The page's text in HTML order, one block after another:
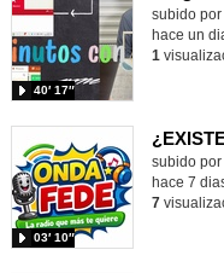
Contenido
subido por
40′ 17″
hace un
1
Contenido
subido por
03′ 10″
hace 7
7